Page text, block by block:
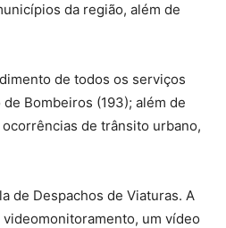
da região, além de
de todos os serviços
Bombeiros (193); além de
de trânsito urbano,
de Despachos de Viaturas. A
videomonitoramento, um vídeo